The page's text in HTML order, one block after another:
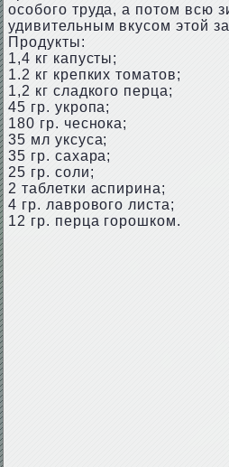
особого труда, а потом всю
удивительным вкусом этой
Продукты:
1,4 кг капусты;
1.2 кг крепких томатов;
1,2 кг сладкого перца;
45 гр. укропа;
180 гр. чеснока;
35 мл уксуса;
35 гр. сахара;
25 гр. соли;
2 таблетки аспирина;
4 гр. лаврового листа;
12 гр. перца горошком.